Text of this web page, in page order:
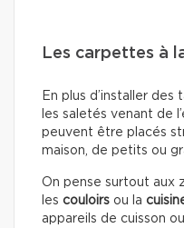
Les carpettes à
En plus d’installer
les saletés venant de
peuvent être placés
maison, de petits ou
On pense surtout aux
les couloirs ou la
appareils de cuisson